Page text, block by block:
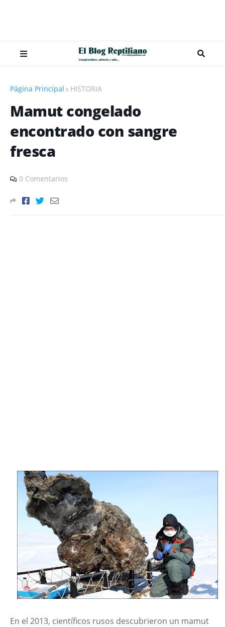
Página Principal HISTORIA
Mamut congelado
encontrado con sangre
fresca
0 Comentarios
En el 2013, científicos rusos descubrieron un mamut